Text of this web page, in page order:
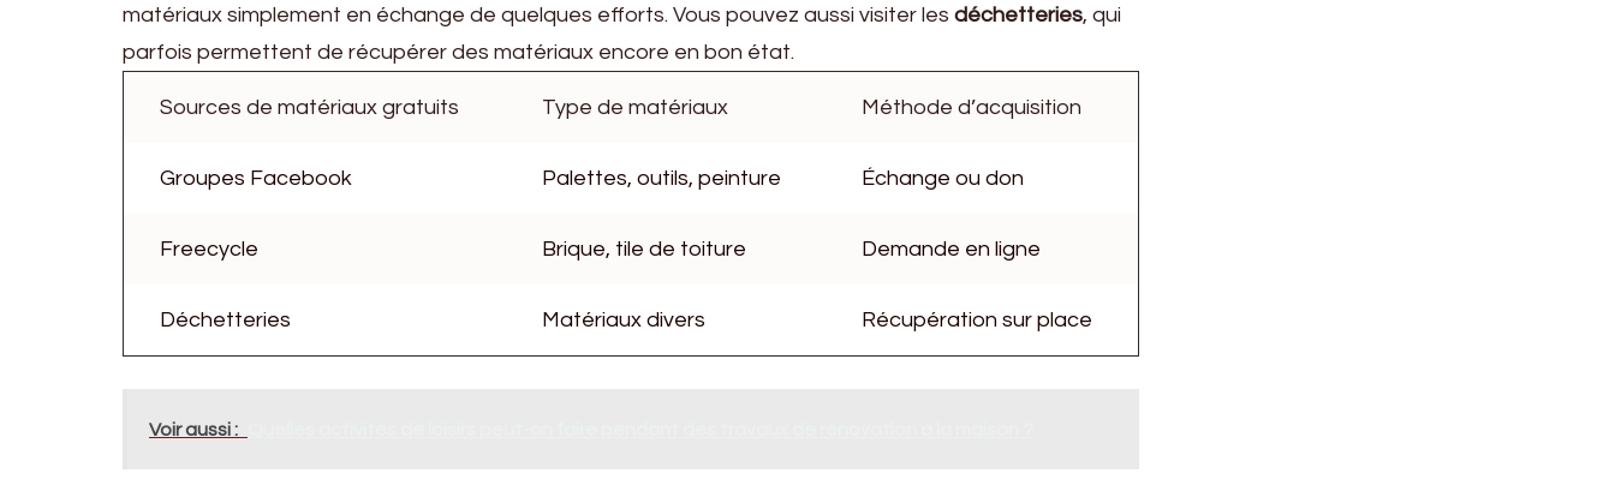
matériaux simplement en échange de quelques efforts. Vous pouvez aussi visiter les déchetteries, qui
parfois permettent de récupérer des matériaux encore en bon état.
Sources de matériaux gratuits Type de matériaux Méthode d’acquisition
Groupes Facebook Palettes, outils, peinture Échange ou don
Freecycle Brique, tile de toiture Demande en ligne
Déchetteries Matériaux divers Récupération sur place
Voir aussi :